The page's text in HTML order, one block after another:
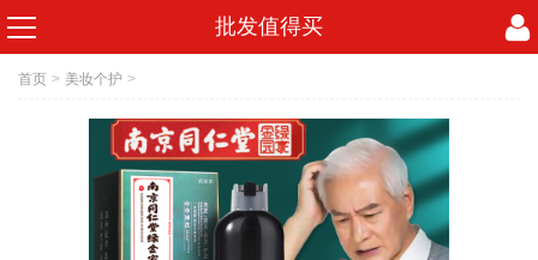
批发值得买
首页 > 美妆个护 >